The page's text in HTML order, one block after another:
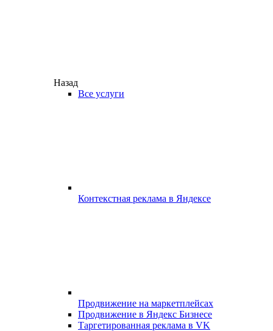
Назад
Все услуги
Контекстная реклама в Яндексе
Продвижение на маркетплейсах
Продвижение в Яндекс Бизнесе
Таргетированная реклама в VK